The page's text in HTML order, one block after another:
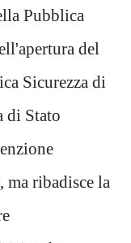
Pubblica
del
Sicurezza di
di Stato
ribadisce la